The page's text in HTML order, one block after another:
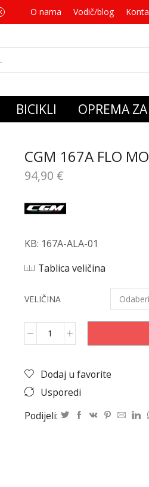
Za svaku
O nama Vodič/blog
BICIKLI OPREMA
CGM 167A FLO
94,90 €
KB: 167A-ALA-01
Tablica veličina
VELIČINA
Dodaj u favorite
Usporedi
Podijeli: